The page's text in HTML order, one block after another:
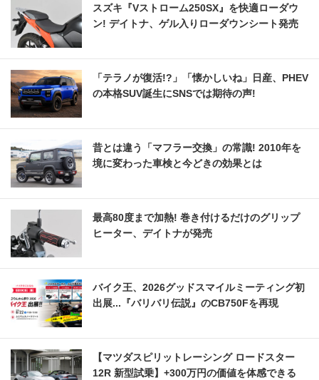
スズキ『Vストローム250SX』を快適ローダウ
ン! デイトナ、ゲル入りローダウンシート発売
「テラノが復活!?」「懐かしいね」日産、PHEV
の本格SUV誕生にSNSでは期待の声!
昔とは違う「マフラー交換」の常識! 2010年を
境に変わった車検と今どきの効果とは
最高80度まで加熱! 巻き付けるだけのグリップ
ヒーター、デイトナが発売
バイク王、2026グッドスマイルミーティング初
出展...『バリバリ伝説』のCB750Fを再現
【マツダスピリットレーシング ロードスター
12R 新型試乗】+300万円の価値を体感できる